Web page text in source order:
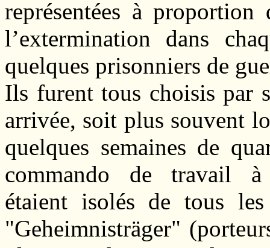
représentées à
l’extermination dans
quelques prisonniers de
Ils furent tous choisis par
arrivée, soit plus souvent
quelques semaines de
commando de travail
étaient isolés de tous
"Geheimnisträger"